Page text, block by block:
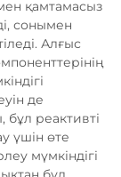
қамтамасыз
сонымен
Алғыс
де
реактивті
үшін өте
мүмкіндігі